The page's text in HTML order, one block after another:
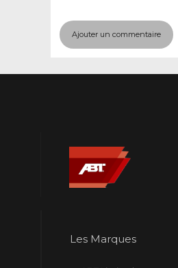
Les Marques